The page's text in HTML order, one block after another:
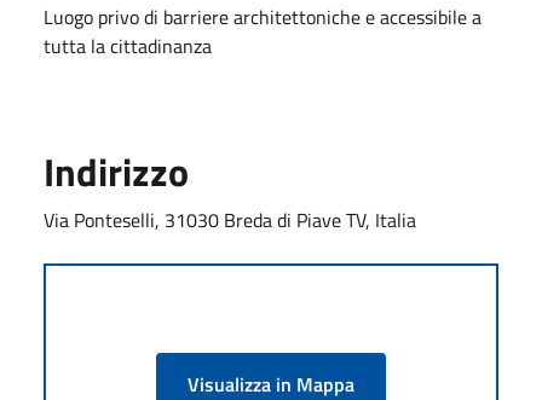
Luogo privo di barriere architettoniche e accessibile a
tutta la cittadinanza
Indirizzo
Via Ponteselli, 31030 Breda di Piave TV, Italia
Visualizza in Mappa